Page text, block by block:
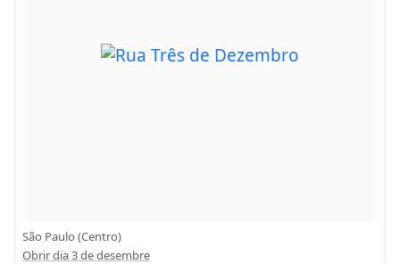
São Paulo (Centro)
Obrir dia 3 de desembre